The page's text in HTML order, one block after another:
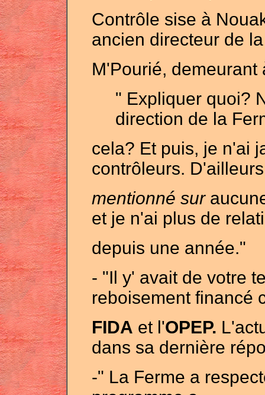
Contrôle sise à
ancien directeur de
M'Pourié, demeurant
" Expliquer quoi?
direction de la
cela? Et puis, je n'ai
contrôleurs.
mentionné sur
et je n'ai plus de
depuis une année."
- "Il y' avait de votre
reboisement financé
FIDA et l'OPEP.
dans sa dernière
-" La Ferme a